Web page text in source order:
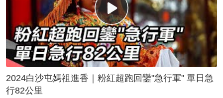
2024白沙屯媽祖進香｜粉紅超跑回鑾"急行軍" 單日急
行82公里